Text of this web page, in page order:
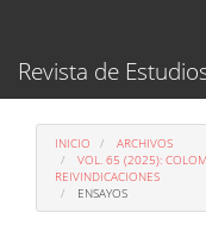
Contenido
principal
lateral
Revista de
INICIO
ARCHIVOS
VOL. 65 (2025):
REIVINDICACIONES
ENSAYOS